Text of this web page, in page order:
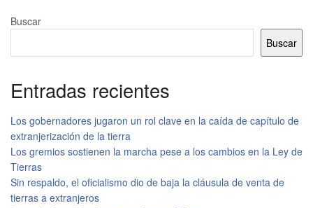
Buscar
Buscar
Entradas recientes
Los gobernadores jugaron un rol clave en la caída de capítulo de
extranjerización de la tierra
Los gremios sostienen la marcha pese a los cambios en la Ley de
Tierras
Sin respaldo, el oficialismo dio de baja la cláusula de venta de
tierras a extranjeros